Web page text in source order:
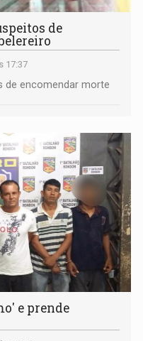
de
17:37
de encomendar morte
e prende